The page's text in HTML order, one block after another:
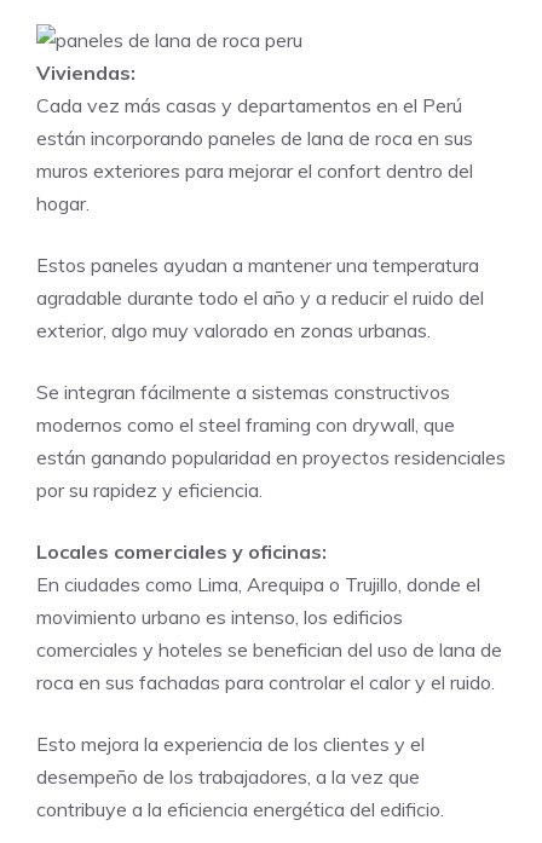
Viviendas:
Cada vez más casas y departamentos en el Perú
están incorporando paneles de lana de roca en sus
muros exteriores para mejorar el confort dentro del
hogar.
Estos paneles ayudan a mantener una temperatura
agradable durante todo el año y a reducir el ruido del
exterior, algo muy valorado en zonas urbanas.
Se integran fácilmente a sistemas constructivos
modernos como el steel framing con drywall, que
están ganando popularidad en proyectos residenciales
por su rapidez y eficiencia.
Locales comerciales y oficinas:
En ciudades como Lima, Arequipa o Trujillo, donde el
movimiento urbano es intenso, los edificios
comerciales y hoteles se benefician del uso de lana de
roca en sus fachadas para controlar el calor y el ruido.
Esto mejora la experiencia de los clientes y el
desempeño de los trabajadores, a la vez que
contribuye a la eficiencia energética del edificio.